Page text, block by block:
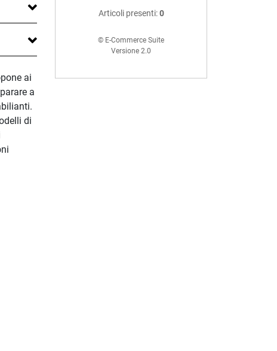
ai
a
di
Articoli presenti:0
© E-Commerce Suite
Versione 2.0